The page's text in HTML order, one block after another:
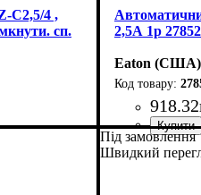
C2,5/4 ,
сп.
2,5А 1p
Eaton (США)
918.32
Виконання:
Обладнання:
Номінальний
Кількість
Вимикаюча
Вимикаюча
Струм: AC
Тип монтажу
Серія: FAZ
Під замовлення
Швидкий